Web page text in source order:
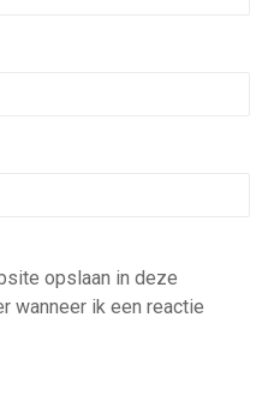
opslaan in deze
wanneer ik een reactie